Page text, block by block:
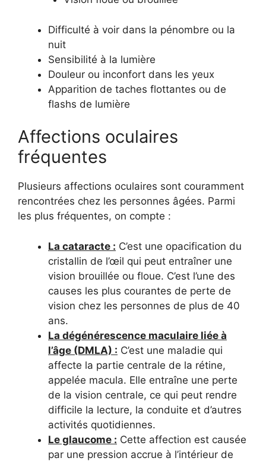
Difficulté à voir dans la pénombre ou la
nuit
Sensibilité à la lumière
Douleur ou inconfort dans les yeux
Apparition de taches flottantes ou de
flashs de lumière
Affections oculaires
fréquentes
Plusieurs affections oculaires sont couramment
rencontrées chez les personnes âgées. Parmi
les plus fréquentes, on compte :
La cataracte : C’est une opacification du
cristallin de l’œil qui peut entraîner une
vision brouillée ou floue. C’est l’une des
causes les plus courantes de perte de
vision chez les personnes de plus de 40
ans.
La dégénérescence maculaire liée à
l’âge (DMLA) : C’est une maladie qui
affecte la partie centrale de la rétine,
appelée macula. Elle entraîne une perte
de la vision centrale, ce qui peut rendre
difficile la lecture, la conduite et d’autres
activités quotidiennes.
Le glaucome : Cette affection est causée
par une pression accrue à l’intérieur de